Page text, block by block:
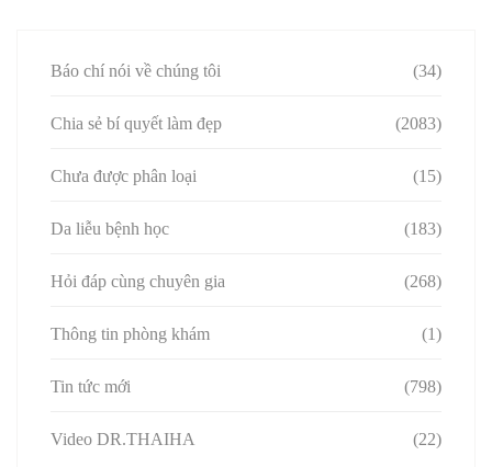
Báo chí nói về chúng tôi (34)
Chia sẻ bí quyết làm đẹp (2083)
Chưa được phân loại (15)
Da liễu bệnh học (183)
Hỏi đáp cùng chuyên gia (268)
Thông tin phòng khám (1)
Tin tức mới (798)
Video DR.THAIHA (22)